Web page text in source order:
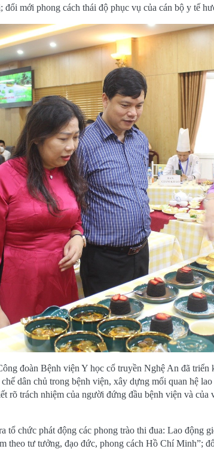
mới phong cách thái độ phục vụ của cán bộ y tế
đoàn Bệnh viện Y học cổ truyền Nghệ An đã triển
dân chủ trong bệnh viện, xây dựng mối quan hệ
rõ trách nhiệm của người đứng đầu bệnh viện và
tổ chức phát động các phong trào thi đua: Lao động
theo tư tưởng, đạo đức, phong cách Hồ Chí Minh”;